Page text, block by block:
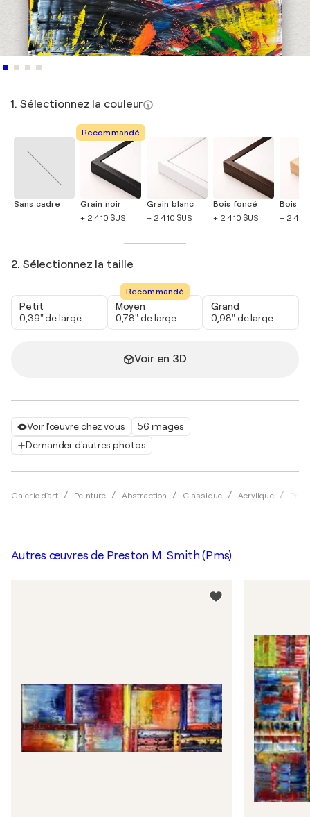
Voir l'œuvre chez vous
56 images
Demander d'autres photos
Galerie d'art Peinture Abstraction Classique Acrylique
1. Sélectionnez la couleur
Sans cadre
Recommandé
Grain noir
+ 2 410 $US
Grain blanc
+ 2 410 $US
Bois foncé
+ 2 410 $US
Bois
+ 2 410
2. Sélectionnez la taille
Petit
0,39" de large
Recommandé
Moyen
0,78" de large
Grand
0,98" de large
Voir en 3D
Autres œuvres de Preston M. Smith (Pms)